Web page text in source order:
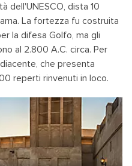
dell'UNESCO, dista 10
La fortezza fu costruita
la difesa Golfo, ma gli
al 2.800 A.C. circa. Per
che presenta
reperti rinvenuti in loco.